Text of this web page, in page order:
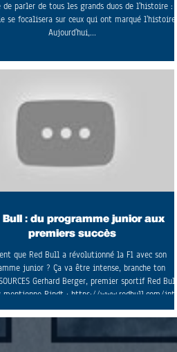
parler de tous les grands duos de l'histoire :
se focalisera sur ceux qui ont marqué l'histoire.
Aujourd'hui,...
Bull : du programme junior aux
premiers succès
que Red Bull a révolutionné la F1 avec son
junior ? Ça va être intense, branche ton
Gerhard Berger, premier sportif Red Bull
mentionne Rindt : https://www.redbull.com/int-
dear-formula-1-fans-welcome-back
de Red Bull sur France Racing Baston
Vidéo sur l'histoire de Red Bull par Red Bull
Vidéo Red Bull Star Wars